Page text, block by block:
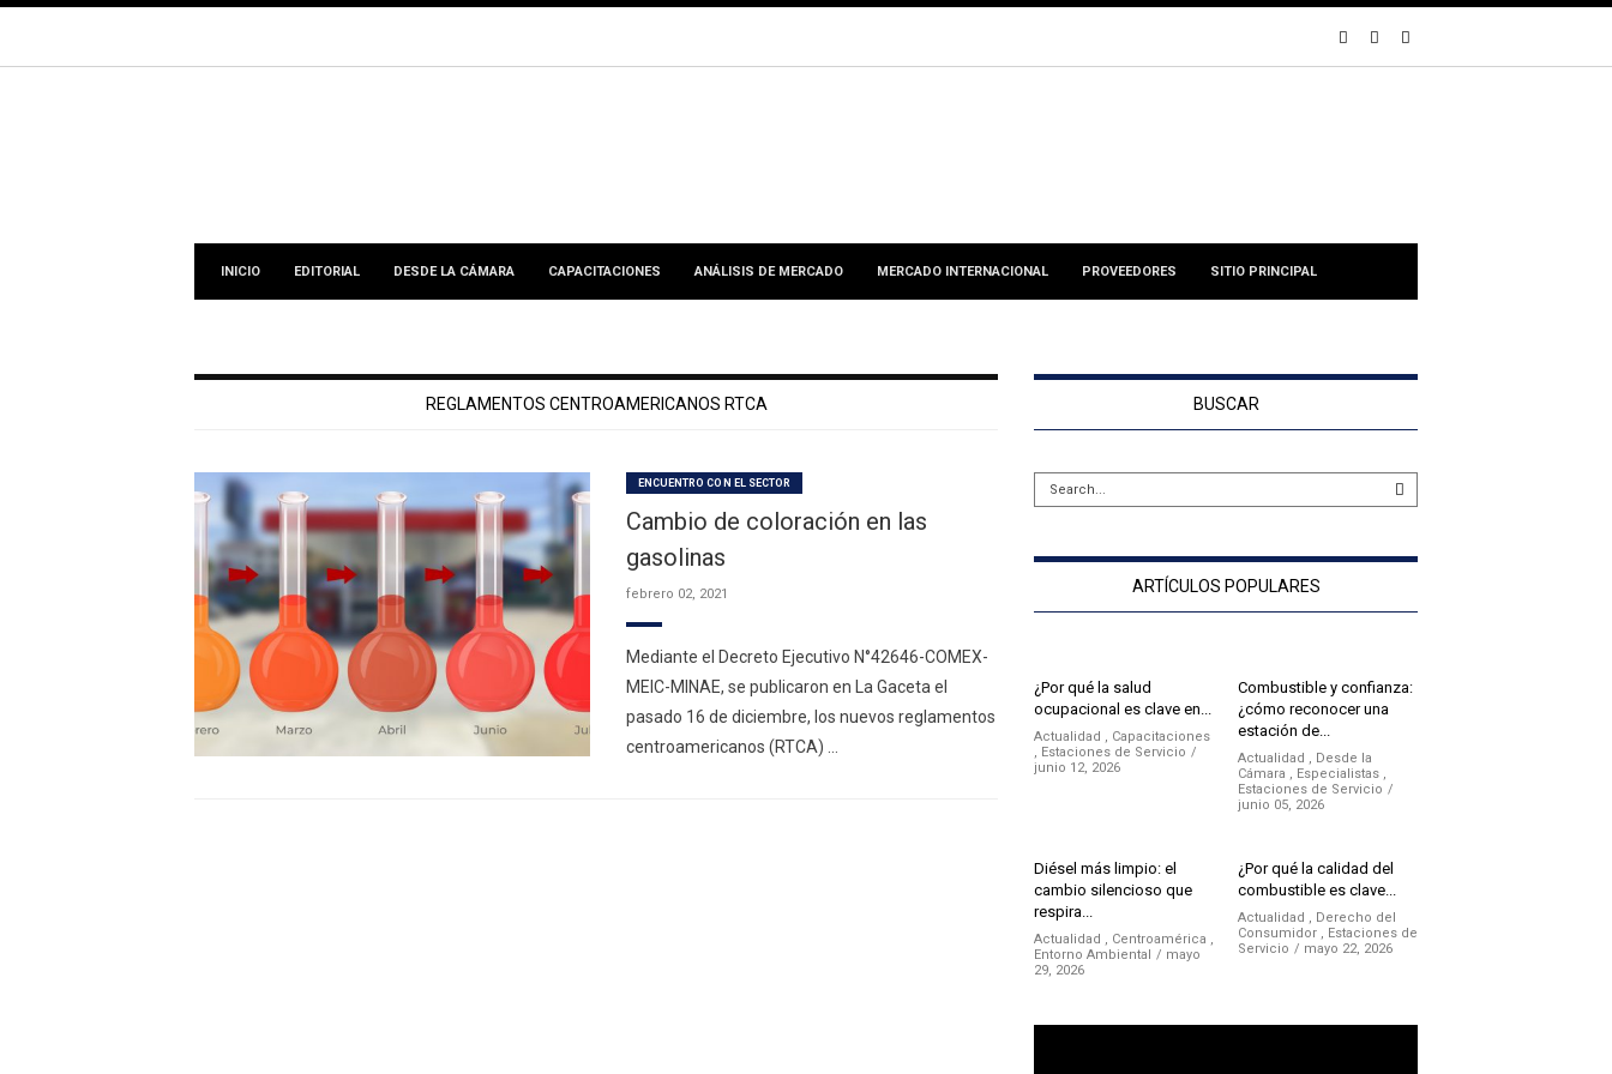
INICIO EDITORIAL DESDE LA CÁMARA CAPACITACIONES ANÁLISIS DE MERCADO MERCADO INTERNACIONAL PROVEEDORES SITIO PRINCIPAL
REGLAMENTOS CENTROAMERICANOS RTCA
ENCUENTRO CON EL SECTOR
Cambio de coloración en las
gasolinas
febrero 02, 2021
Mediante el Decreto Ejecutivo N°42646-COMEX-
MEIC-MINAE, se publicaron en La Gaceta el
pasado 16 de diciembre, los nuevos reglamentos
centroamericanos (RTCA) …
BUSCAR
ARTÍCULOS POPULARES
¿Por qué la salud
ocupacional es clave en...
Actualidad , Capacitaciones
, Estaciones de Servicio
junio 12, 2026
Combustible y confianza:
¿cómo reconocer una
estación de...
Actualidad , Desde la
Cámara , Especialistas ,
Estaciones de Servicio
junio 05, 2026
Diésel más limpio: el
cambio silencioso que
respira...
Actualidad , Centroamérica ,
Entorno Ambiental
mayo
29, 2026
¿Por qué la calidad del
combustible es clave...
Actualidad , Derecho del
Consumidor , Estaciones de
Servicio
mayo 22, 2026